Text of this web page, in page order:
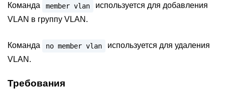
Команда member vlan
используется для добавления
VLAN в группу VLAN.
Команда no member vlan
используется для удаления
VLAN.
Требования